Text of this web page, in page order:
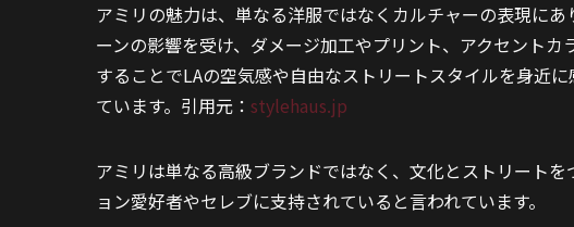
アミリの魅力は、単なる洋服ではなくカルチャーの表現に
ーンの影響を受け、ダメージ加工やプリント、アクセント
することでLAの空気感や自由なストリートスタイルを身近
ています。引用元： stylehaus.jp
アミリは単なる高級ブランドではなく、文化とストリート
ョン愛好者やセレブに支持されていると言われています。